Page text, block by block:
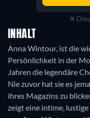
INHALT
Anna Wintour, ist die
Persönlichkeit in der
Jahren die legendäre
Nie zuvor hat sie es
ihres Magazins zu
zeigt eine intime,